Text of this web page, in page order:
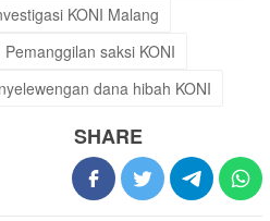
KONI Malang
Pemanggilan saksi KONI
dana hibah KONI
SHARE